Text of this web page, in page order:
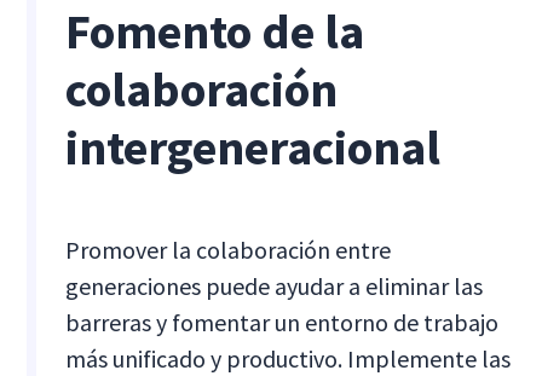
Fomento de la
colaboración
intergeneracional
Promover la colaboración entre
generaciones puede ayudar a eliminar las
barreras y fomentar un entorno de trabajo
más unificado y productivo. Implemente las